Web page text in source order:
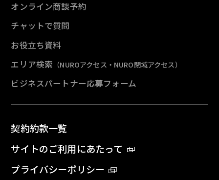
オンライン商談予約
チャットで質問
お役立ち資料
エリア検索 （NUROアクセス・NURO閉域アクセス）
ビジネスパートナー応募フォーム
契約約款一覧
サイトのご利用にあたって
プライバシーポリシー